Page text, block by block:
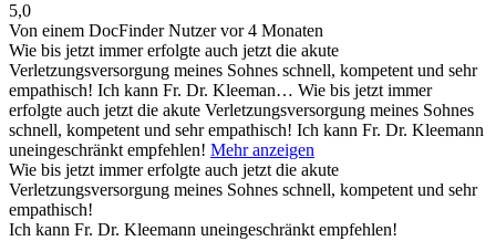
5,0
Von einem DocFinder Nutzervor 4 Monaten
Wie bis jetzt immer erfolgte auch jetzt die akute
Verletzungsversorgung meines Sohnes schnell, kompetent und sehr
empathisch! Ich kann Fr. Dr. Kleeman… Wie bis jetzt immer
erfolgte auch jetzt die akute Verletzungsversorgung meines Sohnes
schnell, kompetent und sehr empathisch! Ich kann Fr. Dr. Kleemann
uneingeschränkt empfehlen! Mehr anzeigen
Wie bis jetzt immer erfolgte auch jetzt die akute
Verletzungsversorgung meines Sohnes schnell, kompetent und sehr
empathisch!
Ich kann Fr. Dr. Kleemann uneingeschränkt empfehlen!